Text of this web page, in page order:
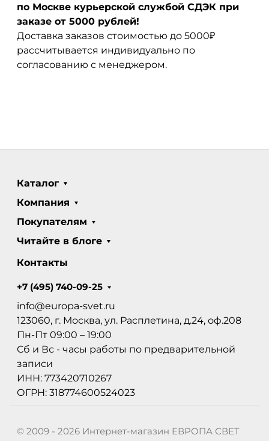
по Москве курьерской службой СДЭК при
заказе от 5000 рублей!
Доставка заказов стоимостью до 5000₽
рассчитывается индивидуально по
согласованию с менеджером.
Каталог
Компания
Покупателям
Читайте в блоге
Контакты
+7 (495) 740-09-25
info@europa-svet.ru
123060, г. Москва, ул. Расплетина, д.24, оф.208
Пн-Пт 09:00 – 19:00
Сб и Вс - часы работы по предварительной
записи
ИНН: 773420710267
ОГРН: 318774600524023
© 2009 - 2026 Интернет-магазин ЕВРОПА СВЕТ